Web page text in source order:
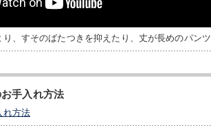
、すそのばたつきを抑えたり、丈が長めのパン
手入れ方法
れ方法